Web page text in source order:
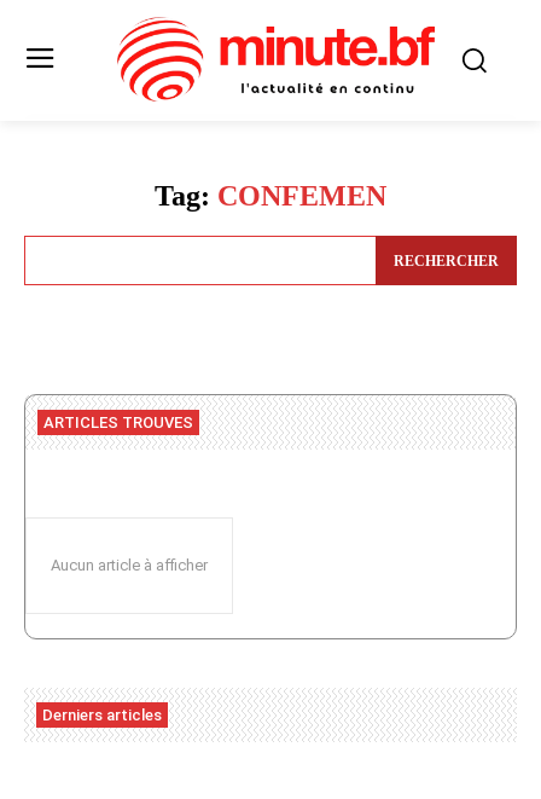
Tag: CONFEMEN
RECHERCHER
ARTICLES TROUVES
Aucun article à afficher
Derniers articles